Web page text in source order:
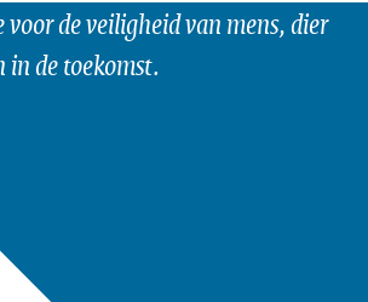
voor de veiligheid van mens, dier
in de toekomst.